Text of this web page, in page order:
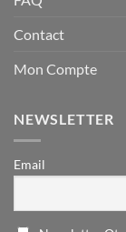
Contact
Mon Compte
NEWSLETTER
Email